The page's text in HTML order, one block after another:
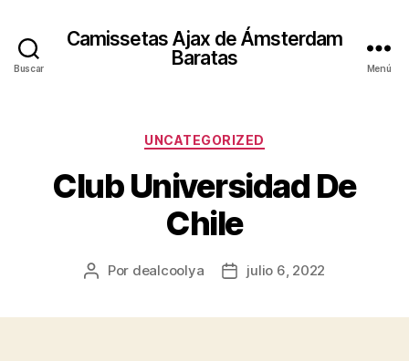
Buscar
Camissetas Ajax de Ámsterdam
Baratas
Menú
Categorías
UNCATEGORIZED
Club Universidad De
Chile
Autor
Por dealcoolya
Fechajulio 6, 2022